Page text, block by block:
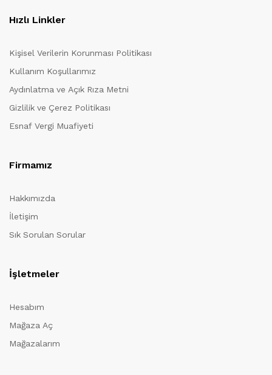
Hızlı Linkler
Kişisel Verilerin Korunması Politikası
Kullanım Koşullarımız
Aydınlatma ve Açık Rıza Metni
Gizlilik ve Çerez Politikası
Esnaf Vergi Muafiyeti
Firmamız
Hakkımızda
İletişim
Sık Sorulan Sorular
İşletmeler
Hesabım
Mağaza Aç
Mağazalarım